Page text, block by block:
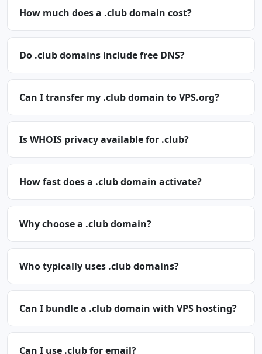
How much does a .club domain cost?
Do .club domains include free DNS?
Can I transfer my .club domain to VPS.org?
Is WHOIS privacy available for .club?
How fast does a .club domain activate?
Why choose a .club domain?
Who typically uses .club domains?
Can I bundle a .club domain with VPS hosting?
Can I use .club for email?